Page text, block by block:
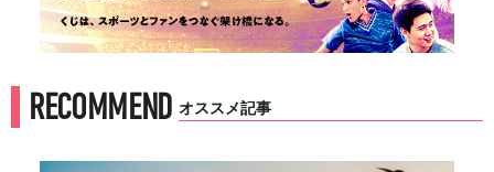
RECOMMEND オススメ記事